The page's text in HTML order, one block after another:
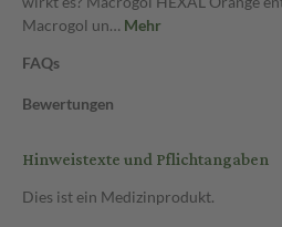
Macrogol un… Mehr
FAQs
Bewertungen
Hinweistexte und Pflichtangaben
Dies ist ein Medizinprodukt.